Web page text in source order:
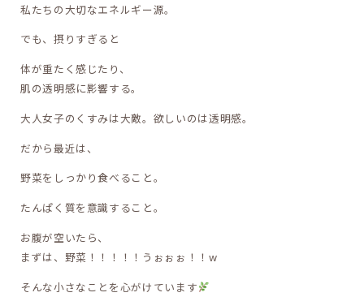
私たちの大切なエネルギー源。
でも、摂りすぎると
体が重たく感じたり、
肌の透明感に影響する。
大人女子のくすみは大敵。欲しいのは透明感。
だから最近は、
野菜をしっかり食べること。
たんぱく質を意識すること。
お腹が空いたら、
まずは、野菜！！！！！うぉぉぉ！！w
そんな小さなことを心がけています